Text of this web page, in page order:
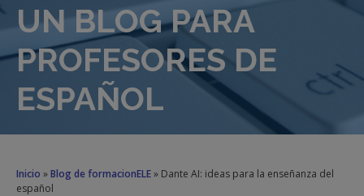
UN BLOG PARA
PROFESORES DE
ESPAÑOL
Inicio »Blog de formacionELE» Dante AI: ideas para la enseñanza del
español